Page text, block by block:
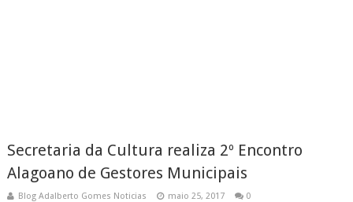
Secretaria da Cultura realiza 2º Encontro
Alagoano de Gestores Municipais
Blog Adalberto Gomes Noticias maio 25, 2017 0